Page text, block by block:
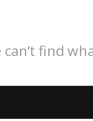
can’t find